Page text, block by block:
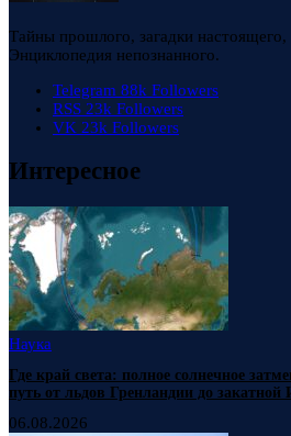
Тайны прошлого, загадки
Энциклопедия непознанного.
Telegram 88k Followers
RSS 23k Followers
VK 23k Followers
Интересное
Наука
Где край света: полное солнечное
путь от льдов Гренландии до закатной
06.08.2026